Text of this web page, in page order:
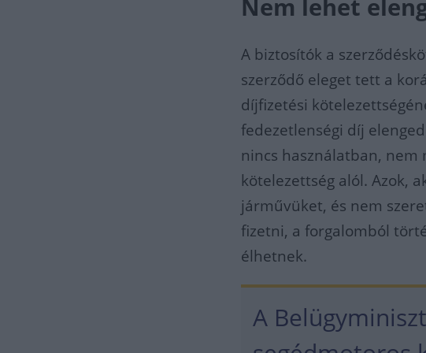
Nem lehet
A biztosítók a
szerződő eleget tett a
díjfizetési
fedezetlenségi díj
nincs használatban,
kötelezettség alól. Azok,
járművüket, és nem
fizetni, a forgalomból
élhetnek.
A